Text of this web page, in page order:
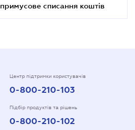
примусове списання коштів
Центр підтримки користувачів
0-800-210-103
Підбір продуктів та рішень
0-800-210-102